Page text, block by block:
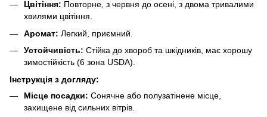
Цвітіння: Повторне, з червня до осені, з двома тривалими
хвилями цвітіння.
Аромат: Легкий, приємний.
Устойчивість: Стійка до хвороб та шкідників, має хорошу
зимостійкість (6 зона USDA).
Інструкція з догляду:
Місце посадки: Сонячне або полузатінене місце,
захищене від сильних вітрів.